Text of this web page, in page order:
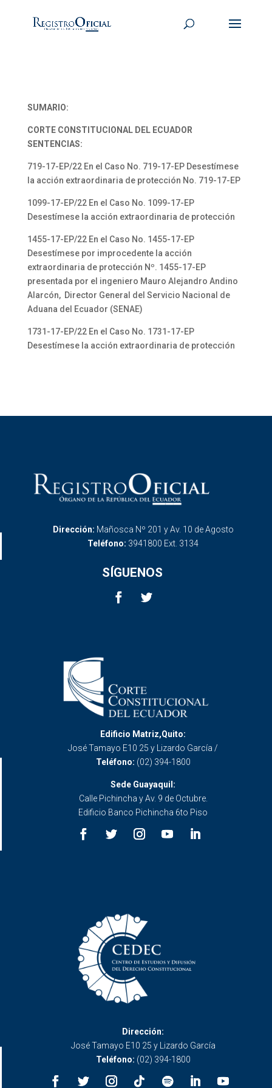
SUMARIO:
CORTE CONSTITUCIONAL DEL ECUADOR
SENTENCIAS:
719-17-EP/22 En el Caso No. 719-17-EP Desestímese
la acción extraordinaria de protección No. 719-17-EP
1099-17-EP/22 En el Caso No. 1099-17-EP
Desestímese la acción extraordinaria de protección
1455-17-EP/22 En el Caso No. 1455-17-EP
Desestímese por improcedente la acción
extraordinaria de protección Nº. 1455-17-EP
presentada por el ingeniero Mauro Alejandro Andino
Alarcón, Director General del Servicio Nacional de
Aduana del Ecuador (SENAE)
1731-17-EP/22 En el Caso No. 1731-17-EP
Desestímese la acción extraordinaria de protección
Dirección: Mañosca Nº 201 y Av. 10 de Agosto
Teléfono: 3941800 Ext. 3134
SÍGUENOS
Edificio Matriz,Quito:
José Tamayo E10 25 y Lizardo García /
Teléfono: (02) 394-1800
Sede Guayaquil:
Calle Pichincha y Av. 9 de Octubre.
Edificio Banco Pichincha 6to Piso
Dirección:
José Tamayo E10 25 y Lizardo García
Teléfono: (02) 394-1800